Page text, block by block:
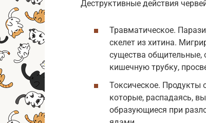
Деструктивные действия
Травматическое.
скелет из хитина.
существа общительные,
кишечную трубку,
Токсическое. Продукты
которые, распадаясь,
образующиеся при